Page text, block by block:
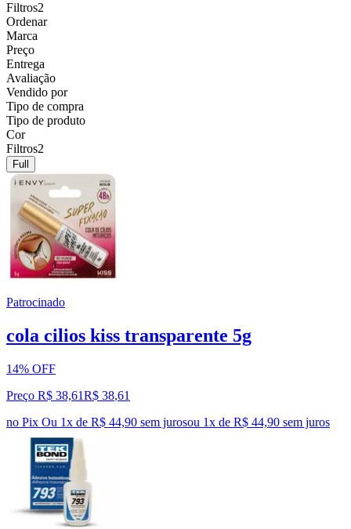
Filtros2
Ordenar
Marca
Preço
Entrega
Avaliação
Vendido por
Tipo de compra
Tipo de produto
Cor
Filtros2
Full
Patrocinado
cola cilios kiss transparente 5g
14% OFF
Preço R$ 38,61R$ 38,61
no Pix Ou 1x de R$ 44,90 sem jurosou 1x de R$ 44,90 sem juros